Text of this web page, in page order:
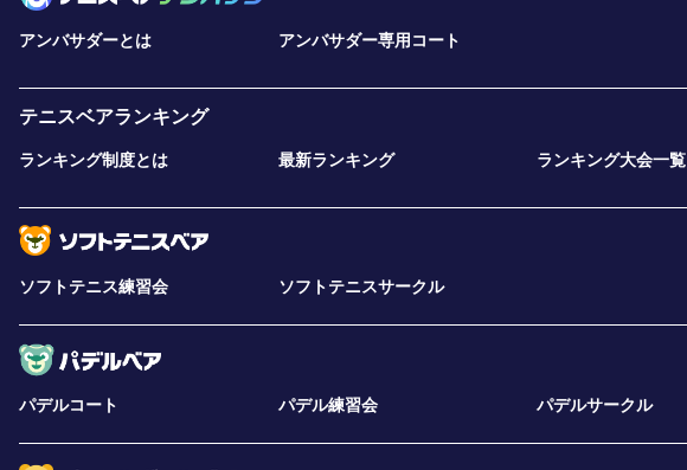
アンバサダーとは アンバサダー専用コート
テニスベアランキング
ランキング制度とは 最新ランキング ランキング大会一覧
ソフトテニス練習会 ソフトテニスサークル
パデルコート パデル練習会 パデルサークル